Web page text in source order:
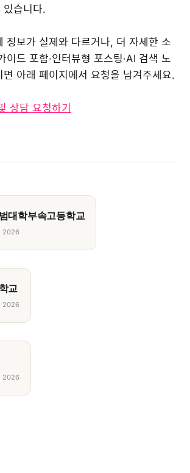
있습니다.
정보가 실제와 다르거나, 더 자세한 소
이드 포함·인터뷰형 포스팅·AI 검색 노
면 아래 페이지에서 요청을 남겨주세요.
상담 요청하기
대학부속고등학교
2026
교
2026
2026